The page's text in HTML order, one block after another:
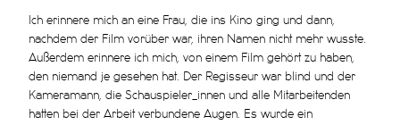
Ich erinnere mich an eine Frau, die ins Kino ging und dann,
nachdem der Film vorüber war, ihren Namen nicht mehr wusste.
Außerdem erinnere ich mich, von einem Film gehört zu haben,
den niemand je gesehen hat. Der Regisseur war blind und der
Kameramann, die Schauspieler_innen und alle Mitarbeitenden
hatten bei der Arbeit verbundene Augen. Es wurde ein